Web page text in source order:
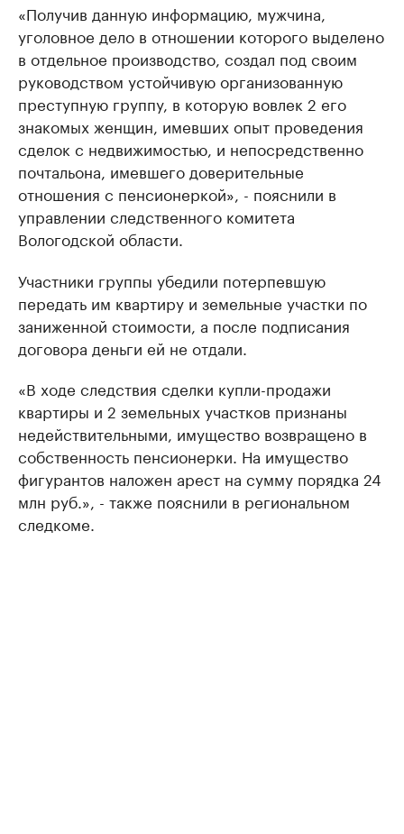
«Получив данную информацию, мужчина,
уголовное дело в отношении которого выделено
в отдельное производство, создал под своим
руководством устойчивую организованную
преступную группу, в которую вовлек 2 его
знакомых женщин, имевших опыт проведения
сделок с недвижимостью, и непосредственно
почтальона, имевшего доверительные
отношения с пенсионеркой», - пояснили в
управлении следственного комитета
Вологодской области.
Участники группы убедили потерпевшую
передать им квартиру и земельные участки по
заниженной стоимости, а после подписания
договора деньги ей не отдали.
«В ходе следствия сделки купли-продажи
квартиры и 2 земельных участков признаны
недействительными, имущество возвращено в
собственность пенсионерки. На имущество
фигурантов наложен арест на сумму порядка 24
млн руб.», - также пояснили в региональном
следкоме.